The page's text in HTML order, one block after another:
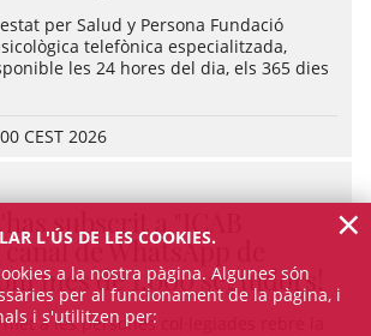
per Salud y Persona Fundació
telefònica especialitzada,
les 24 hores del dia, els 365 dies
CEST 2026
subscrit a "ICAB
de WhatsApp de
més de 1.000 seguidors!
a les persones col·legiades rebre la
L'ÚS DE LES COOKIES.
a la nostra pàgina. Algunes són
per al funcionament de la pàgina, i
i s'utilitzen per:
×